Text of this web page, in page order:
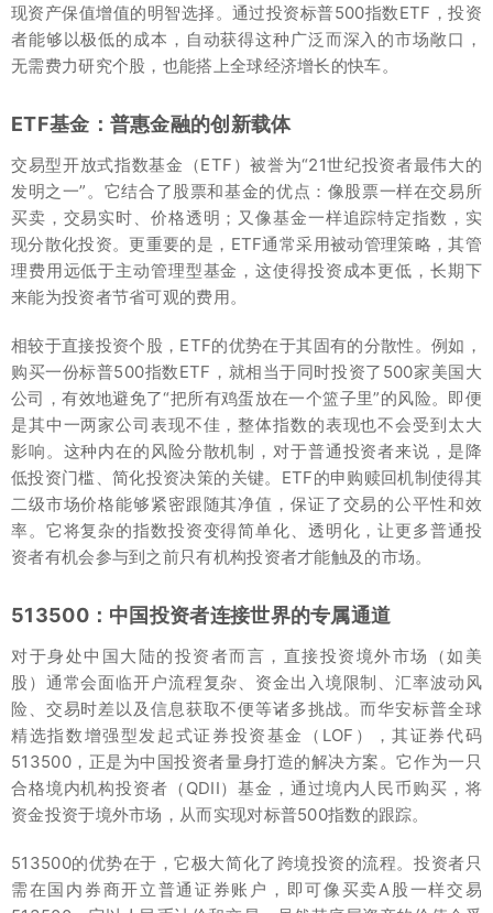
现资产保值增值的明智选择。通过投资标普500指数ETF，投资
者能够以极低的成本，自动获得这种广泛而深入的市场敞口，
无需费力研究个股，也能搭上全球经济增长的快车。
ETF基金：普惠金融的创新载体
交易型开放式指数基金（ETF）被誉为“21世纪投资者最伟大的
发明之一”。它结合了股票和基金的优点：像股票一样在交易所
买卖，交易实时、价格透明；又像基金一样追踪特定指数，实
现分散化投资。更重要的是，ETF通常采用被动管理策略，其管
理费用远低于主动管理型基金，这使得投资成本更低，长期下
来能为投资者节省可观的费用。
相较于直接投资个股，ETF的优势在于其固有的分散性。例如，
购买一份标普500指数ETF，就相当于同时投资了500家美国大
公司，有效地避免了“把所有鸡蛋放在一个篮子里”的风险。即便
是其中一两家公司表现不佳，整体指数的表现也不会受到太大
影响。这种内在的风险分散机制，对于普通投资者来说，是降
低投资门槛、简化投资决策的关键。ETF的申购赎回机制使得其
二级市场价格能够紧密跟随其净值，保证了交易的公平性和效
率。它将复杂的指数投资变得简单化、透明化，让更多普通投
资者有机会参与到之前只有机构投资者才能触及的市场。
513500：中国投资者连接世界的专属通道
对于身处中国大陆的投资者而言，直接投资境外市场（如美
股）通常会面临开户流程复杂、资金出入境限制、汇率波动风
险、交易时差以及信息获取不便等诸多挑战。而华安标普全球
精选指数增强型发起式证券投资基金（LOF），其证券代码
513500，正是为中国投资者量身打造的解决方案。它作为一只
合格境内机构投资者（QDII）基金，通过境内人民币购买，将
资金投资于境外市场，从而实现对标普500指数的跟踪。
513500的优势在于，它极大简化了跨境投资的流程。投资者只
需在国内券商开立普通证券账户，即可像买卖A股一样交易